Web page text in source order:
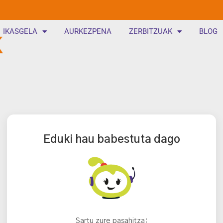
IKASGELA AURKEZPENA ZERBITZUAK BLOG
Eduki hau babestuta dago
Sartu zure pasahitza: